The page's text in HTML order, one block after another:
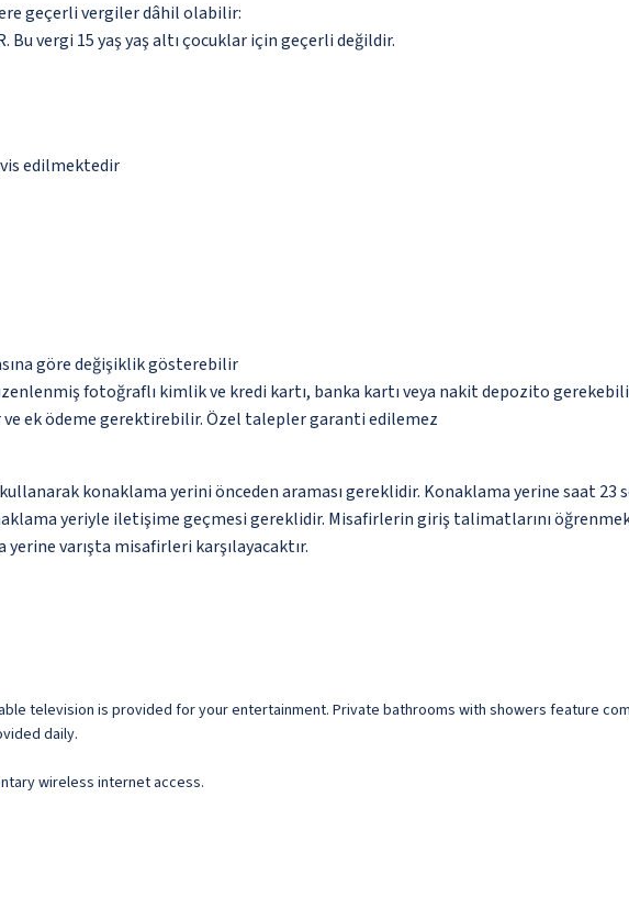
geçerli vergiler dâhil olabilir:
Bu vergi 15 yaş yaş altı çocuklar için geçerli değildir.
edilmektedir
göre değişiklik gösterebilir
fotoğraflı kimlik ve kredi kartı, banka kartı veya nakit depozito
ve ek ödeme gerektirebilir. Özel talepler garanti edilemez
konaklama yerini önceden araması gereklidir. Konaklama yerine saat 23
yeriyle iletişime geçmesi gereklidir. Misafirlerin giriş talimatlarını
varışta misafirleri karşılayacaktır.
television is provided for your entertainment. Private bathrooms with showers feature
daily.
wireless internet access.